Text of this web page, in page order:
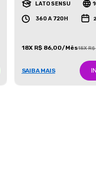
LATO SENSU
360 A 720H
18X R$ 86,00/Mês18X
SAIBA MAIS